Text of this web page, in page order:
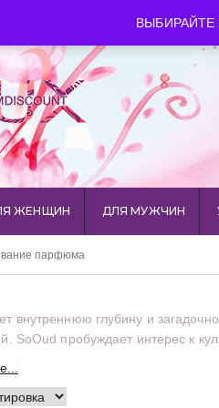
+7 903 544 11 18 г.
ЖЕНЩИН ДЛЯ МУЖЧИН
внутреннюю глубину и
SoOud пробуждает интерес к